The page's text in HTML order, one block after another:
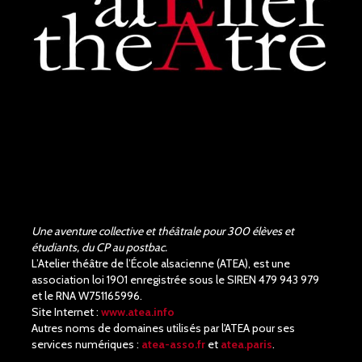
Judith Aubry.
Bravo !!! Que de bons
acteurs !! Quel beau travail.
Un Richard III de très bonne
qualité.
Une aventure collective et théâtrale pour 300 élèves et
étudiants, du CP au postbac.
L’Atelier théâtre de l’École alsacienne (ATEA), est une
association loi 1901 enregistrée sous le SIREN 479 943 979
et le RNA W751165996.
Site Internet : www.atea.info
Autres noms de domaines utilisés par l'ATEA pour ses
services numériques : atea-asso.fr et atea.paris.